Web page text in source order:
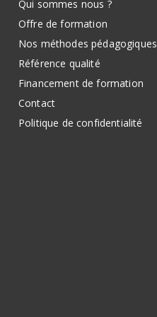
Qui sommes nous ?
Offre de formation
Nos méthodes pédagogiques
Référence qualité
Financement de formation
Contact
Politique de confidentialité